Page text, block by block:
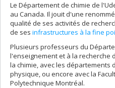
Le Département de chimie de
au Canada. Il jouit d'une
qualité de ses activités de
de ses infrastructures à la fine
Plusieurs professeurs du
l'enseignement et à la recherche
la chimie, avec les départements
physique, ou encore avec la
Polytechnique Montréal.